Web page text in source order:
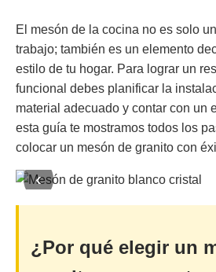
El mesón de la cocina no es solo
trabajo; también es un elemento
estilo de tu hogar. Para lograr un
funcional debes planificar la
material adecuado y contar con un
esta guía te mostramos todos los
colocar un mesón de granito con
‹
¿Por qué elegir un